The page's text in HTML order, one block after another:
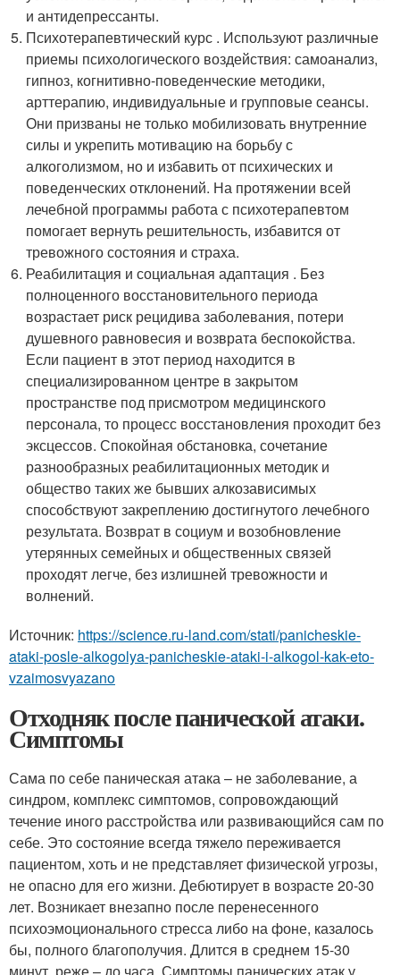
и антидепрессанты.
Психотерапевтический курс . Используют различные
приемы психологического воздействия: самоанализ,
гипноз, когнитивно-поведенческие методики,
арттерапию, индивидуальные и групповые сеансы.
Они призваны не только мобилизовать внутренние
силы и укрепить мотивацию на борьбу с
алкоголизмом, но и избавить от психических и
поведенческих отклонений. На протяжении всей
лечебной программы работа с психотерапевтом
помогает вернуть решительность, избавится от
тревожного состояния и страха.
Реабилитация и социальная адаптация . Без
полноценного восстановительного периода
возрастает риск рецидива заболевания, потери
душевного равновесия и возврата беспокойства.
Если пациент в этот период находится в
специализированном центре в закрытом
пространстве под присмотром медицинского
персонала, то процесс восстановления проходит без
эксцессов. Спокойная обстановка, сочетание
разнообразных реабилитационных методик и
общество таких же бывших алкозависимых
способствуют закреплению достигнутого лечебного
результата. Возврат в социум и возобновление
утерянных семейных и общественных связей
проходят легче, без излишней тревожности и
волнений.
Источник: https://science.ru-land.com/stati/panicheskie-
ataki-posle-alkogolya-panicheskie-ataki-i-alkogol-kak-eto-
vzaimosvyazano
Отходняк после панической атаки.
Симптомы
Сама по себе паническая атака – не заболевание, а
синдром, комплекс симптомов, сопровождающий
течение иного расстройства или развивающийся сам по
себе. Это состояние всегда тяжело переживается
пациентом, хоть и не представляет физической угрозы,
не опасно для его жизни. Дебютирует в возрасте 20-30
лет. Возникает внезапно после перенесенного
психоэмоционального стресса либо на фоне, казалось
бы, полного благополучия. Длится в среднем 15-30
минут, реже – до часа. Симптомы панических атак у